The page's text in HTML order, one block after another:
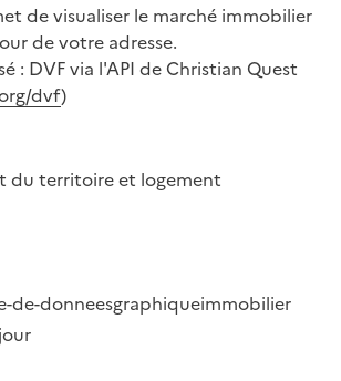
de visualiser le marché immobilier
de votre adresse.
: DVF via l'API de Christian Quest
dvf)
du territoire et logement
de-donneesgraphiqueimmobilier